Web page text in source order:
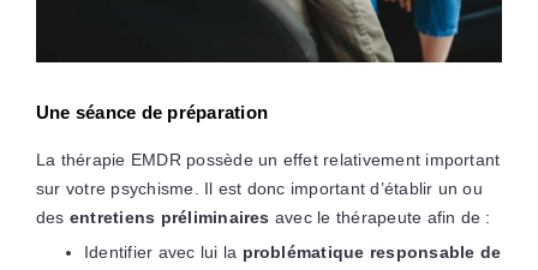
Une séance de préparation
La thérapie EMDR possède un effet relativement important
sur votre psychisme. Il est donc important d’établir un ou
des entretiens préliminaires avec le thérapeute afin de :
Identifier avec lui la problématique responsable de